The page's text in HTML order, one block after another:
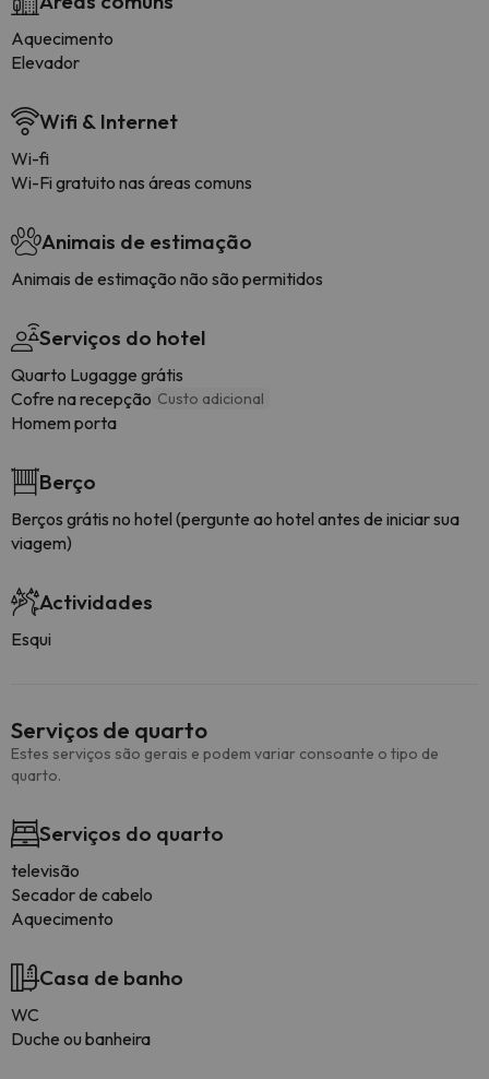
Aquecimento
Elevador
Wifi & Internet
Wi-fi
Wi-Fi gratuito nas áreas comuns
Animais de estimação
Animais de estimação não são permitidos
Serviços do hotel
Quarto Lugagge grátis
Cofre na recepção Custo adicional
Homem porta
Berço
Berços grátis no hotel (pergunte ao hotel antes de iniciar sua
viagem)
Actividades
Esqui
Serviços de quarto
Estes serviços são gerais e podem variar consoante o tipo de
quarto.
Serviços do quarto
televisão
Secador de cabelo
Aquecimento
Casa de banho
WC
Duche ou banheira